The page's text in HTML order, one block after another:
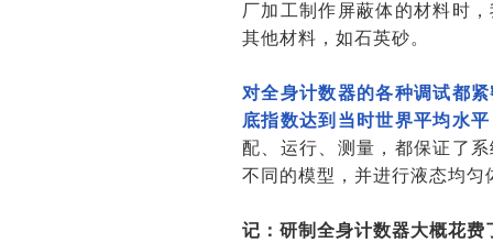
厂加工制作屏蔽体的材料时
其他材料，如石英砂。
对全身计数器的各种调试都
底指数达到当时世界平均水
配、运行、测量，都保证了
不同的模型，并进行液态均
记：研制全身计数器大概花费